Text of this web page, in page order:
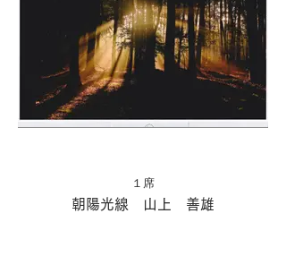
１席
朝陽光線 山上 善雄